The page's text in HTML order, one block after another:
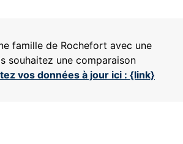
famille de Rochefort avec une
souhaitez une comparaison
vos données à jour ici : {link}